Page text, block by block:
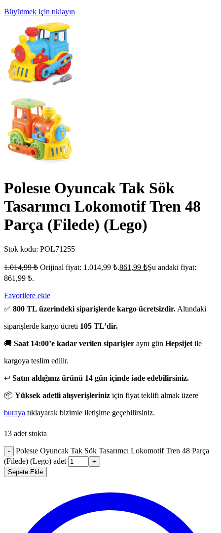
Büyütmek için tıklayın
Polesıe Oyuncak Tak Sök
Tasarımcı Lokomotif Tren 48
Parça (Filede) (Lego)
Stok kodu: POL71255
1.014,99₺ Orijinal fiyat: 1.014,99 ₺.861,99 ₺Şu andaki fiyat:
861,99 ₺.
Favorilere ekle
✅ 800 TL üzerindeki siparişlerde kargo ücretsizdir. Altındaki
siparişlerde kargo ücreti 105 TL’dir.
🚚 Saat 14:00’e kadar verilen siparişler aynı gün Hepsijet ile
kargoya teslim edilir.
↩️ Satın aldığınız ürünü 14 gün içinde iade edebilirsiniz.
📦 Yüksek adetli alışverişleriniz için fiyat teklifi almak üzere
buraya tıklayarak bizimle iletişime geçebilirsiniz.
13 adet stokta
-
Polesıe Oyuncak Tak Sök Tasarımcı Lokomotif Tren 48 Parça
(Filede) (Lego) adet
+
Sepete Ekle